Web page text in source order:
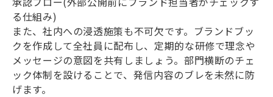
る仕組み)
また、社内への浸透施策も不可欠です。ブランドブッ
クを作成して全社員に配布し、定期的な研修で理念や
メッセージの意図を共有しましょう。部門横断のチェ
ック体制を設けることで、発信内容のブレを未然に防
げます。